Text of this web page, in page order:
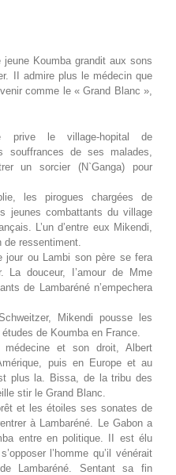
jeune Koumba grandit aux sons
II admire plus le médecin que
comme le « Grand Blanc »,
prive le village-hopital de
souffrances de ses malades,
un sorcier (N`Ganga) pour
les pirogues chargées de
jeunes combattants du village
L’un d’entre eux Mikendi,
ressentiment.
jour ou Lambi son père se fera
La douceur, I’amour de Mme
de Lambaréné n’empechera
Mikendi pousse les
de Koumba en France.
et son droit, Albert
puis en Europe et au
plus la. Bissa, de la tribu des
stir le Grand Blanc.
et les étoiles ses sonates de
à Lambaréné. Le Gabon a
entre en politique. II est élu
l’homme qu’il vénérait
Lambaréné. Sentant sa fin